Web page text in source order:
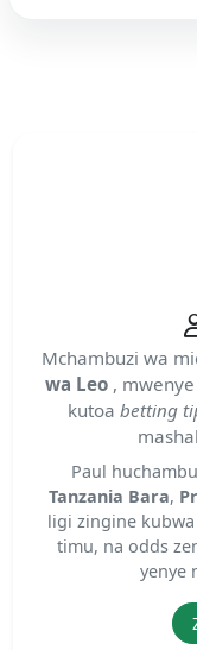
Mchambuzi wa
wa Leo ,
kutoa betting
Paul
Tanzania Bara,
ligi zingine
timu, na odds
yenye